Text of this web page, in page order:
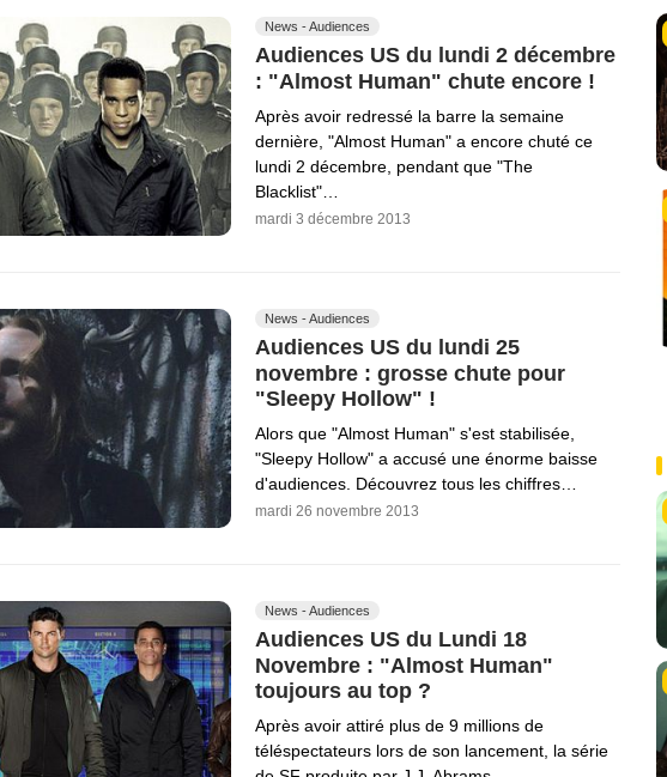
News - Audiences
Audiences US du lundi 2 décembre
: "Almost Human" chute encore !
Après avoir redressé la barre la semaine
dernière, "Almost Human" a encore chuté ce
lundi 2 décembre, pendant que "The
Blacklist"…
mardi 3 décembre 2013
News - Audiences
Audiences US du lundi 25
novembre : grosse chute pour
"Sleepy Hollow" !
Alors que "Almost Human" s'est stabilisée,
"Sleepy Hollow" a accusé une énorme baisse
d'audiences. Découvrez tous les chiffres…
mardi 26 novembre 2013
News - Audiences
Audiences US du Lundi 18
Novembre : "Almost Human"
toujours au top ?
Après avoir attiré plus de 9 millions de
téléspectateurs lors de son lancement, la série